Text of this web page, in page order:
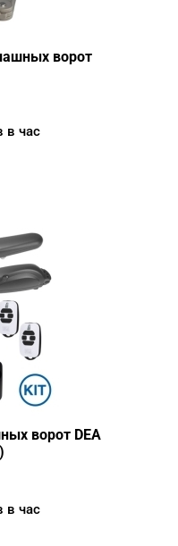
ворот
в час
ворот DEA
в час